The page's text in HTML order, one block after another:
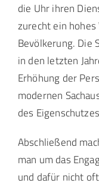
die Uhr ihren
zurecht ein
Bevölkerung. Die
in den letzten
Erhöhung der
modernen
des
Abschließend
man um das
und dafür nicht